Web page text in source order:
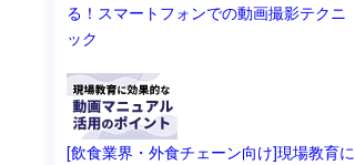
る！スマートフォンでの動画撮影テクニ
ック
[飲食業界・外食チェーン向け]現場教育に